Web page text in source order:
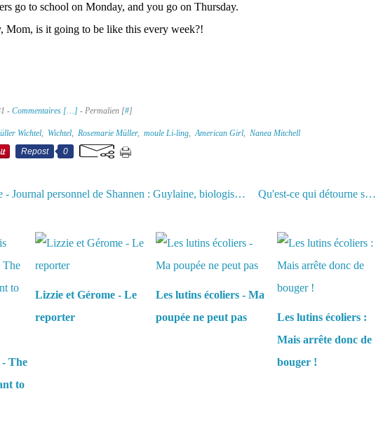
go to school on Monday, and you go on Thursday.
Mom, is it going to be like this every week?!
- Commentaires […] - Permalien [#]
Wichtel, Wichtel, Rosemarie Müller, moule Li-ling,American Girl, Nanea Mitchell
Repost
0
Carnet de voyage - Journal personnel de Shannen : Guylaine, biologiste environnementale Qu'est-ce qui détourne son esprit ?
- The
to
Lizzie et Gérome - Le
reporter
Les lutins écoliers - Ma
poupée ne peut pas
Les lutins écoliers :
Mais arrête donc de
bouger !